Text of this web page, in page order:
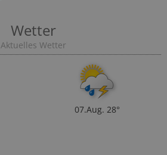
Wetter
Aktuelles Wetter
07.Aug. 28°